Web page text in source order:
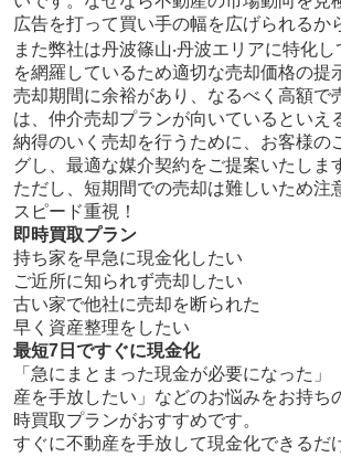
広告を打って買い手の幅を広げられるか
また弊社は丹波篠⼭‧丹波エリアに特化
を網羅しているため適切な売却価格の提
売却期間に余裕があり、なるべく高額で
は、仲介売却プランが向いているといえ
納得のいく売却を行うために、お客様の
グし、最適な媒介契約をご提案いたしま
ただし、短期間での売却は難しいため注
スピード重視！
即時買取プラン
持ち家を早急に現金化したい
ご近所に知られず売却したい
古い家で他社に売却を断られた
早く資産整理をしたい
最短7日ですぐに現金化
「急にまとまった現金が必要になった」
産を手放したい」などのお悩みをお持ち
時買取プランがおすすめです。
すぐに不動産を手放して現金化できるだ